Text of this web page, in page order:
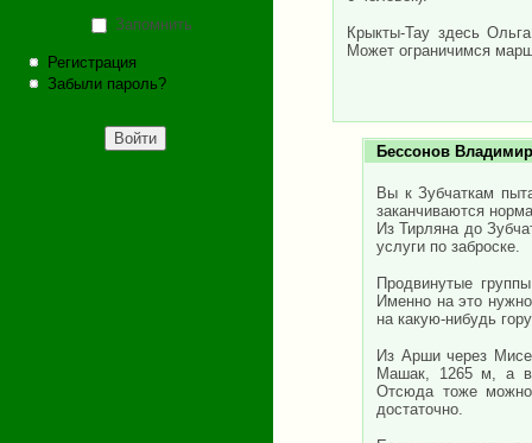
Запомнить
Регистрация
Забыли пароль?
Крыкты-Тау здесь
Может ограничимся
Бессонов Владимир
Вы к Зубчаткам
заканчиваются
Из Тирляна до
услуги по заброске.
Продвинутые
Именно на это
на какую-нибудь
Из Арши через
Машак, 1265 м, а
Отсюда тоже
достаточно.